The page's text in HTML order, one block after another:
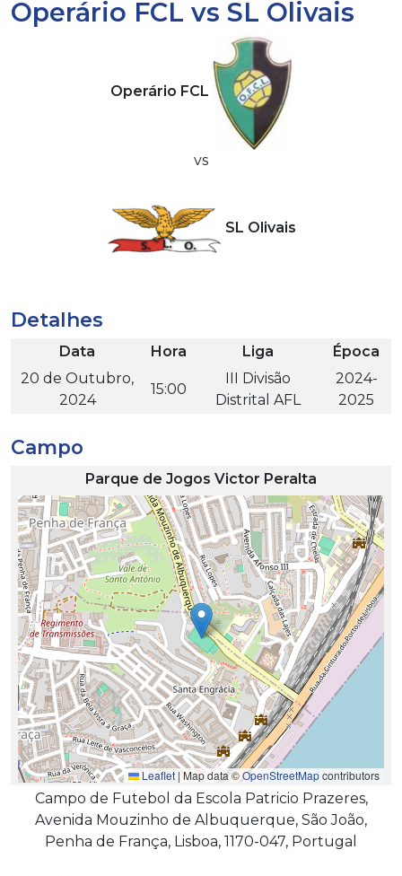
Operário FCL vs SL Olivais
Operário FCL
vs
SL Olivais
Detalhes
Data Hora Liga
Época
20 de Outubro,
2024
15:00
III Divisão
Distrital AFL
2024-
2025
Campo
Parque de Jogos Victor Peralta
Leaflet |Map data ©OpenStreetMapcontributors
Campo de Futebol da Escola Patricio Prazeres,
Avenida Mouzinho de Albuquerque, São João,
Penha de França, Lisboa, 1170-047, Portugal